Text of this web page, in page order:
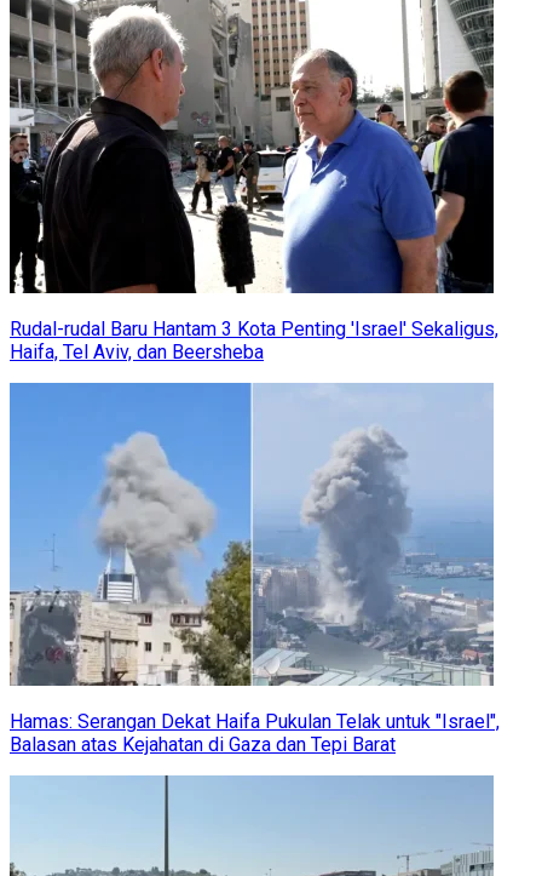
Rudal-rudal Baru Hantam 3 Kota Penting 'Israel' Sekaligus,
Haifa, Tel Aviv, dan Beersheba
Hamas: Serangan Dekat Haifa Pukulan Telak untuk "Israel",
Balasan atas Kejahatan di Gaza dan Tepi Barat